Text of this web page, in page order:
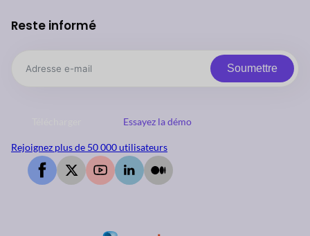
Reste informé
Soumettre
Essayez la démo
Rejoignez plus de 50 000 utilisateurs